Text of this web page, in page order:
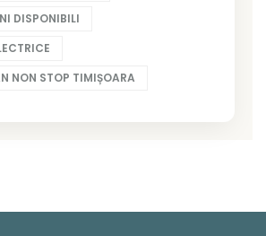
DISPONIBILI
NON STOP TIMIȘOARA